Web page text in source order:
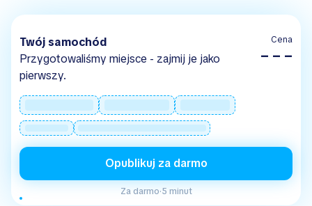
Twój samochód
Przygotowaliśmy miejsce - zajmij je jako
pierwszy.
Cena
– – –
Opublikuj za darmo
Za darmo·5 minut